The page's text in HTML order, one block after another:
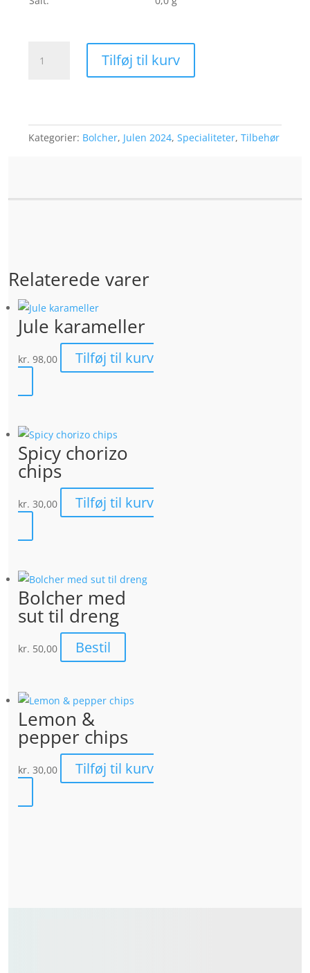
bolcher
Tilføj til kurv
Kategorier: Bolcher, Julen 2024, Specialiteter, Tilbehør
Relaterede varer
Jule karameller
kr. 98,00 Tilføj til kurv
Spicy chorizo
chips
kr. 30,00 Tilføj til kurv
Bolcher med
sut til dreng
kr. 50,00 Bestil
Lemon &
pepper chips
kr. 30,00 Tilføj til kurv